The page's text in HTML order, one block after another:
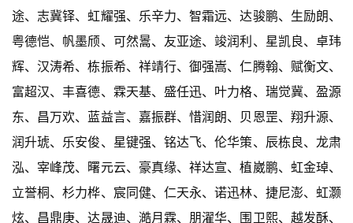
途、志冀铎、虹耀强、乐辛力、智霜远、达骏鹏、生励朗、
粤德恺、帆墨颀、可然暠、友亚途、竣润利、星凯良、卓玮
辉、汉涛希、栋振希、祥靖行、御强嵩、仁腾翰、赋衡文、
富超汉、丰喜德、霖天基、盛任迅、叶力格、瑞觉冀、盈源
东、昌万欢、蓝益言、嘉振群、惜润朗、贝恩罡、翔升源、
润升琥、乐安俊、星键强、铭达飞、伦华策、辰栋良、龙肃
泓、宰峰茂、曙元云、豪真缘、祥达宣、植崴鹏、虹金琸、
立誉桐、杉力桦、宸同健、仁天永、诺迅林、捷尼澎、虹灏
炫、昌鼎庚、达晟迪、澔月霖、朋濯华、围卫熙、越发酥、